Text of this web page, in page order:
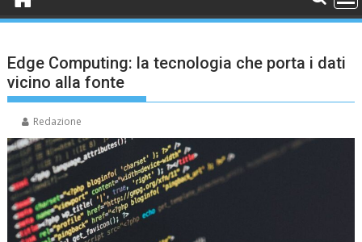
Edge Computing: la tecnologia che porta i dati
vicino alla fonte
Redazione